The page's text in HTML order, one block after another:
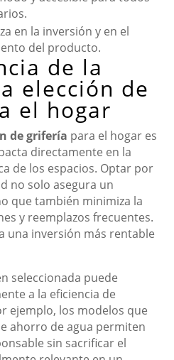
en la inversión y en el
del producto.
de la
elección de
el hogar
de grifería para el hogar es
directamente en la
de los espacios. Optar por
no solo asegura un
que también minimiza la
y reemplazos frecuentes.
una inversión más rentable
seleccionada puede
a la eficiencia de
ejemplo, los modelos que
ahorro de agua permiten
sin sacrificar el